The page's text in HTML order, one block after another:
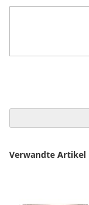
Verwandte Artikel